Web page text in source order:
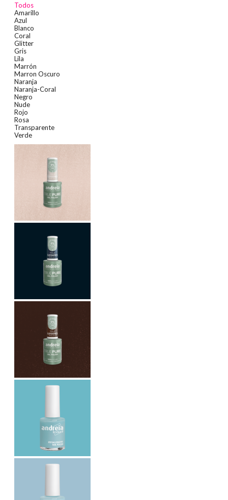
Todos
Amarillo
Azul
Blanco
Coral
Glitter
Gris
Lila
Marrón
Marron Oscuro
Naranja
Naranja-Coral
Negro
Nude
Rojo
Rosa
Transparente
Verde